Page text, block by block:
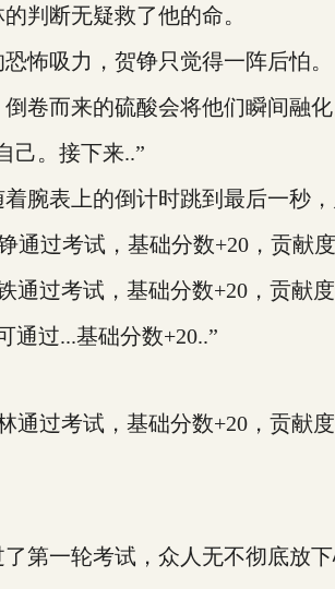
断无疑救了他的命。
吸力，贺铮只觉得一阵后怕。
而来的硫酸会将他们瞬间融化
。接下来..”
表上的倒计时跳到最后一秒，
过考试，基础分数+20，贡献度
过考试，基础分数+20，贡献度
过...基础分数+20..”
过考试，基础分数+20，贡献度
一轮考试，众人无不彻底放下